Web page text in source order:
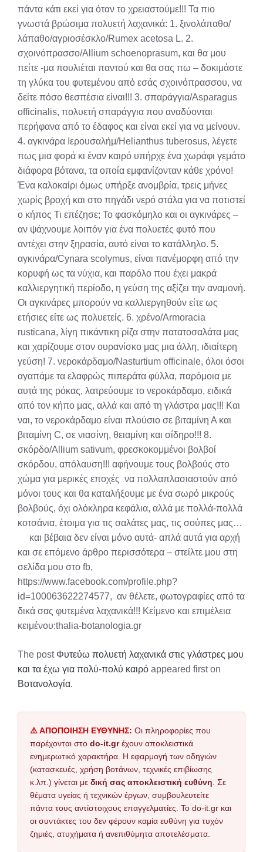
πάντα κάτι εκεί για όταν το χρειαστούμε!!! Τα πιο
γνωστά βρώσιμα πολυετή λαχανικά: 1. ξινολάπαθο/
λάπαθο/αγριοσέσκλο/Rumex acetosa L. 2.
σχοινόπρασσο/Allium schoenoprasum, και θα μου
πείτε -μα πουλιέται παντού και θα σας πω – δοκιμάστε
τη γλύκα του φυτεμένου από εσάς σχοινόπρασσου, να
δείτε πόσο θεσπέσια είναι!!! 3. σπαράγγια/Asparagus
officinalis, πολυετή σπαράγγια που αναδύονται
περήφανα από το έδαφος και είναι εκεί για να μείνουν.
4. αγκινάρα Ιερουσαλήμ/Helianthus tuberosus, λέγετε
πως μια φορά κι έναν καιρό υπήρχε ένα χωράφι γεμάτο
διάφορα βότανα, τα οποία εμφανίζονταν κάθε χρόνο!
Ένα καλοκαίρι όμως υπήρξε ανομβρία, τρεις μήνες
χωρίς βροχή και στο πηγάδι νερό στάλα για να ποτιστεί
ο κήπος Τι επέζησε; Το φασκόμηλο και οι αγκινάρες –
αν ψάχνουμε λοιπόν για ένα πολυετές φυτό που
αντέχει στην ξηρασία, αυτό είναι το κατάλληλο. 5.
αγκινάρα/Cynara scolymus, είναι πανέμορφη από την
κορυφή ως τα νύχια, και παρόλο που έχει μακρά
καλλιεργητική περίοδο, η γεύση της αξίζει την αναμονή.
Οι αγκινάρες μπορούν να καλλιεργηθούν είτε ως
ετήσιες είτε ως πολυετείς. 6. χρένο/Armoracia
rusticana, λίγη πικάντικη ρίζα στην πατατοσαλάτα μας
και χαρίζουμε στον ουρανίσκο μας μια άλλη, ιδιαίτερη
γεύση! 7. νεροκάρδαμο/Nasturtium officinale, όλοι όσοι
αγαπάμε τα ελαφρώς πιπεράτα φύλλα, παρόμοια με
αυτά της ρόκας, λατρεύουμε το νεροκάρδαμο, ειδικά
από τον κήπο μας, αλλά και από τη γλάστρα μας!!! Και
ναι, το νεροκάρδαμο είναι πλούσιο σε βιταμίνη Α και
βιταμίνη C, σε νιασίνη, θειαμίνη και σίδηρο!!! 8.
σκόρδο/Allium sativum, φρεσκοκομμένοι βολβοί
σκόρδου, απόλαυση!!! αφήνουμε τους βολβούς στο
χώμα για μερικές εποχές να πολλαπλασιαστούν από
μόνοι τους και θα καταλήξουμε με ένα σωρό μικρούς
βολβούς, όχι ολόκληρα κεφάλια, αλλά με πολλά-πολλά
κοτσάνια, έτοιμα για τις σαλάτες μας, τις σούπες μας…
και βέβαια δεν είναι μόνο αυτά- απλά αυτά για αρχή
και σε επόμενο άρθρο περισσότερα – στείλτε μου στη
σελίδα μου στο fb,
https://www.facebook.com/profile.php?
id=100063622274577, αν θέλετε, φωτογραφίες από τα
δικά σας φυτεμένα λαχανικά!!! Κείμενο και επιμέλεια
κειμένου:thalia-botanologia.gr
The post Φυτεύω πολυετή λαχανικά στις γλάστρες μου
και τα έχω για πολύ-πολύ καιρό appeared first on
Βοτανολογία.
⚠️ ΑΠΟΠΟΙΗΣΗ ΕΥΘΥΝΗΣ: Οι πληροφορίες που
παρέχονται στο do-it.grέχουν αποκλειστικά
ενημερωτικό χαρακτήρα. Η εφαρμογή των οδηγιών
(κατασκευές, χρήση βοτάνων, τεχνικές επιβίωσης
κ.λπ.) γίνεται με δική σας αποκλειστική ευθύνη . Σε
θέματα υγείας ή τεχνικών έργων, συμβουλευτείτε
πάντα τους αντίστοιχους επαγγελματίες. Το do-it.gr και
οι συντάκτες του δεν φέρουν καμία ευθύνη για τυχόν
ζημιές, ατυχήματα ή ανεπιθύμητα αποτελέσματα.